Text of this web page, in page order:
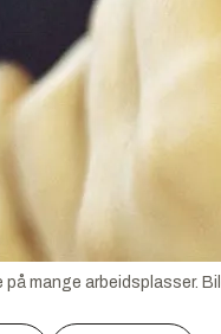
mange arbeidsplasser.